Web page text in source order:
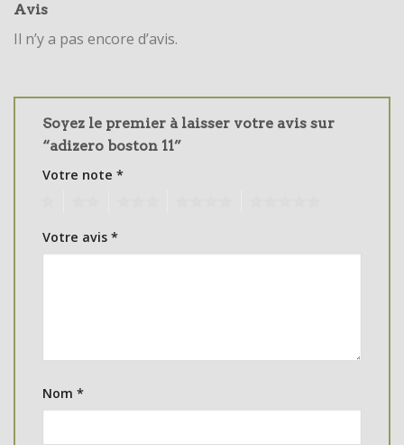
Avis
Il n’y a pas encore d’avis.
Soyez le premier à laisser votre avis sur
“adizero boston 11”
Votre note *
Votre avis *
Nom *